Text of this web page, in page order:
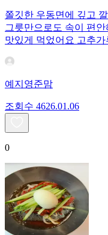
쫄깃한 우동면에 깊고
그릇만으로도 속이 편
맛있게 먹었어요 고추
예지영준맘
조회수 4626.01.06
0